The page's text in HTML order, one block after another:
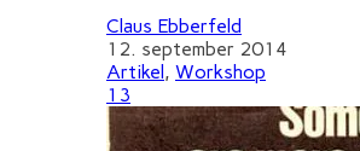
Claus Ebberfeld
12. september 2014
Artikel , Workshop
13